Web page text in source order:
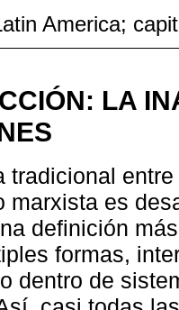
America;
LA
tradicional
marxista es
definición
formas,
dentro de